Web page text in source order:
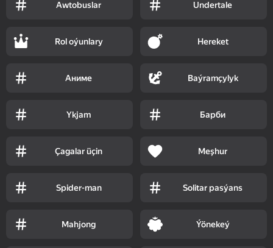
Awtobuslar Undertale
Rol oýunlary Hereket
Аниме Baýramçylyk
Ykjam Барби
Çagalar üçin Meşhur
Spider-man Solitar pasýans
Mahjong Ýönekeý